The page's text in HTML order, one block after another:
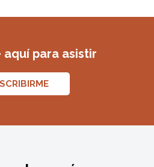
para asistir